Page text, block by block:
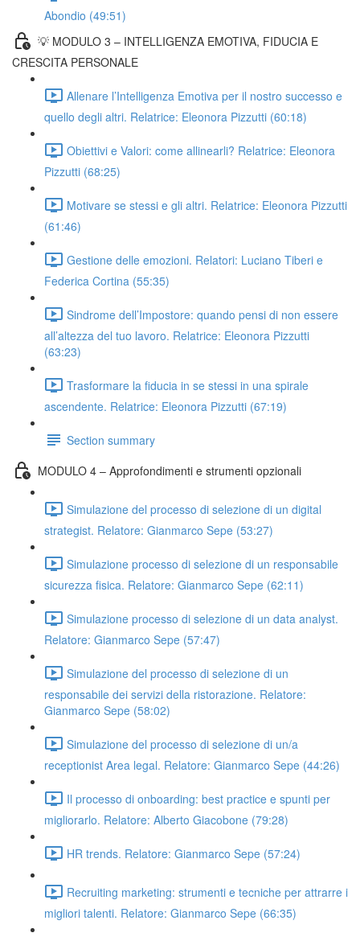
Abondio (49:51)
💡 MODULO 3 – INTELLIGENZA EMOTIVA, FIDUCIA E
CRESCITA PERSONALE
Allenare l’Intelligenza Emotiva per il nostro successo e
quello degli altri. Relatrice: Eleonora Pizzutti (60:18)
Obiettivi e Valori: come allinearli? Relatrice: Eleonora
Pizzutti (68:25)
Motivare se stessi e gli altri. Relatrice: Eleonora Pizzutti
(61:46)
Gestione delle emozioni. Relatori: Luciano Tiberi e
Federica Cortina (55:35)
Sindrome dell’Impostore: quando pensi di non essere
all’altezza del tuo lavoro. Relatrice: Eleonora Pizzutti
(63:23)
Trasformare la fiducia in se stessi in una spirale
ascendente. Relatrice: Eleonora Pizzutti (67:19)
Section summary
MODULO 4 – Approfondimenti e strumenti opzionali
Simulazione del processo di selezione di un digital
strategist. Relatore: Gianmarco Sepe (53:27)
Simulazione processo di selezione di un responsabile
sicurezza fisica. Relatore: Gianmarco Sepe (62:11)
Simulazione processo di selezione di un data analyst.
Relatore: Gianmarco Sepe (57:47)
Simulazione del processo di selezione di un
responsabile dei servizi della ristorazione. Relatore:
Gianmarco Sepe (58:02)
Simulazione del processo di selezione di un/a
receptionist Area legal. Relatore: Gianmarco Sepe (44:26)
Il processo di onboarding: best practice e spunti per
migliorarlo. Relatore: Alberto Giacobone (79:28)
HR trends. Relatore: Gianmarco Sepe (57:24)
Recruiting marketing: strumenti e tecniche per attrarre i
migliori talenti. Relatore: Gianmarco Sepe (66:35)